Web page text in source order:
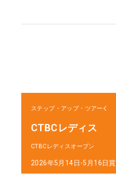
ステップ・アップ・ツアー
CTBCレディス
CTBCレディスオープン
2026年5月14日-5月16日